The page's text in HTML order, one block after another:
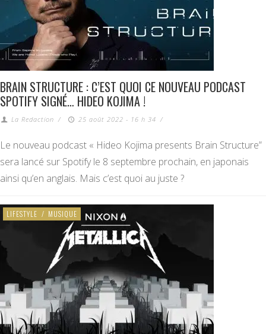
BRAIN STRUCTURE : C’EST QUOI CE NOUVEAU PODCAST
SPOTIFY SIGNÉ… HIDEO KOJIMA !
La Redaction / 25 août 2022 - 16 h 34 /
Le nouveau podcast « Hideo Kojima presents Brain Structure”
sera lancé sur Spotify le 8 septembre prochain, en japonais
ainsi qu’en anglais. Mais c’est quoi au juste ?
LIFESTYLE / MUSIQUE